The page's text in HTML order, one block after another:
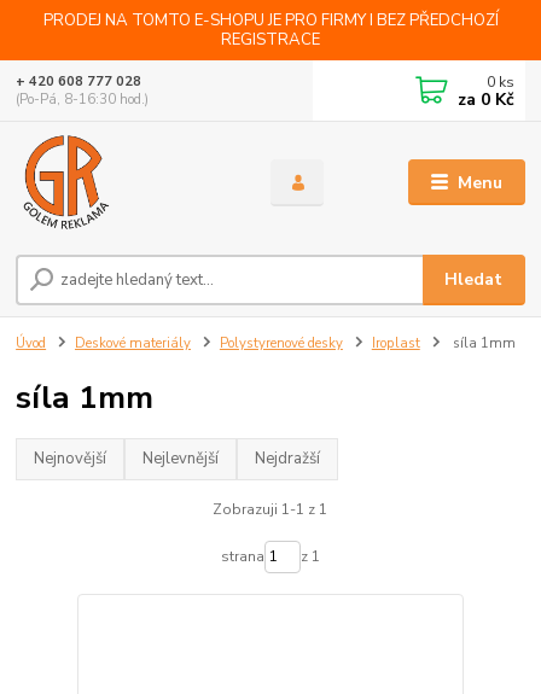
PRODEJ NA TOMTO E-SHOPU JE PRO FIRMY I BEZ PŘEDCHOZÍ
REGISTRACE
Menu
Hledat
+ 420 608 777 028
(Po-Pá, 8-16:30 hod.)
0 ks
za 0 Kč
Úvod Deskové materiály Polystyrenové desky Iroplast síla 1mm
síla 1mm
Nejnovější Nejlevnější Nejdražší
Zobrazuji 1-1 z 1
strana z 1